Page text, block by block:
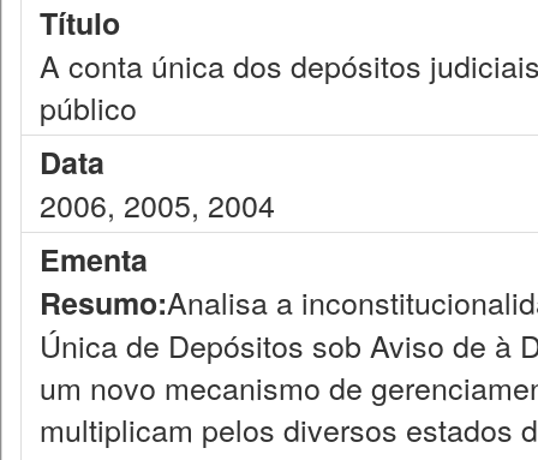
Título
A conta única dos depósitos
público
Data
2006, 2005, 2004
Ementa
Resumo:Analisa a
Única de Depósitos sob Aviso de à
um novo mecanismo de
multiplicam pelos diversos estados